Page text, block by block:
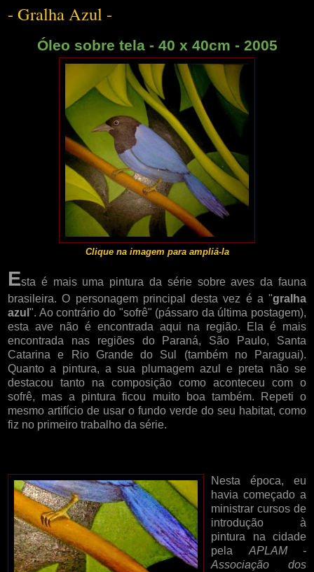
- Gralha Azul -
Óleo sobre tela - 40 x 40cm - 2005
Clique na imagem para ampliá-la
Esta é mais uma pintura da série sobre aves da fauna
brasileira. O personagem principal desta vez é a "gralha
azul ". Ao contrário do "sofrê" (pássaro da última postagem),
esta ave não é encontrada aqui na região. Ela é mais
encontrada nas regiões do Paraná, São Paulo, Santa
Catarina e Rio Grande do Sul (também no Paraguai).
Quanto a pintura, a sua plumagem azul e preta não se
destacou tanto na composição como aconteceu com o
sofrê, mas a pintura ficou muito boa também. Repeti o
mesmo artifício de usar o fundo verde do seu habitat, como
fiz no primeiro trabalho da série.
Nesta época, eu
havia começado a
ministrar cursos de
introdução à
pintura na cidade
pela APLAM -
Associação dos